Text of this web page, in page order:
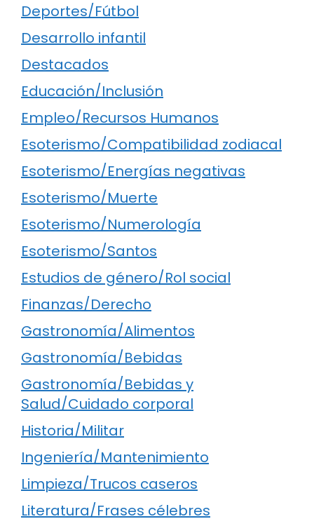
Deportes/Fútbol
Desarrollo infantil
Destacados
Educación/Inclusión
Empleo/Recursos Humanos
Esoterismo/Compatibilidad zodiacal
Esoterismo/Energías negativas
Esoterismo/Muerte
Esoterismo/Numerología
Esoterismo/Santos
Estudios de género/Rol social
Finanzas/Derecho
Gastronomía/Alimentos
Gastronomía/Bebidas
Gastronomía/Bebidas y
Salud/Cuidado corporal
Historia/Militar
Ingeniería/Mantenimiento
Limpieza/Trucos caseros
Literatura/Frases célebres